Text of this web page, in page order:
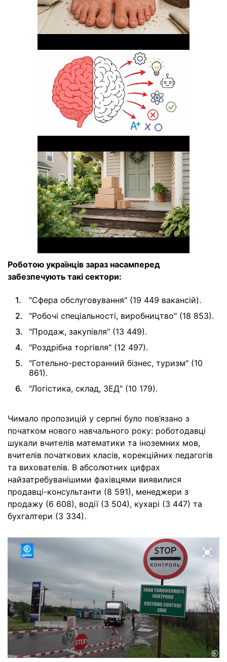
Роботою українців зараз насамперед
забезпечують такі сектори:
"Сфера обслуговування" (19 449 вакансій).
"Робочі спеціальності, виробництво" (18 853).
"Продаж, закупівля" (13 449).
"Роздрібна торгівля" (12 497).
"Готельно-ресторанний бізнес, туризм" (10
861).
"Логістика, склад, ЗЕД" (10 179).
Чимало пропозицій у серпні було пов’язано з
початком нового навчального року: роботодавці
шукали вчителів математики та іноземних мов,
вчителів початкових класів, корекційних педагогів
та вихователів. В абсолютних цифрах
найзатребуванішими фахівцями виявилися
продавці-консультанти (8 591), менеджери з
продажу (6 608), водії (3 504), кухарі (3 447) та
бухгалтери (3 334).